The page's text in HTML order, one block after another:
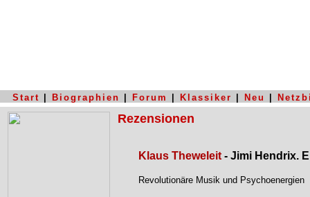
Start Biographien Forum Klassiker Neu
Rezensionen
Klaus Theweleit - Jimi Hendrix.
Revolutionäre Musik und Psychoenergien